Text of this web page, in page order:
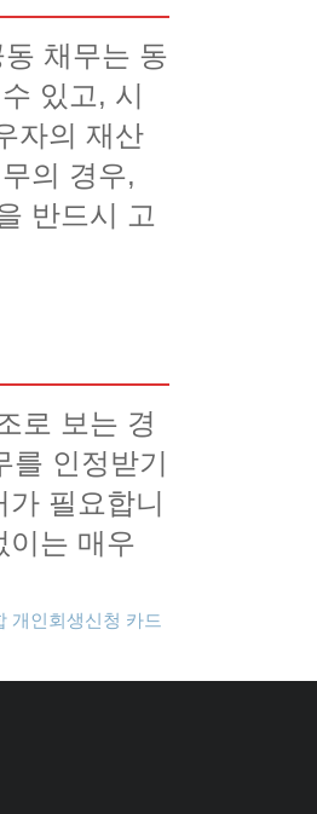
채무는 동
있고, 시
자의 재산
의 경우,
반드시 고
로 보는 경
인정받기
필요합니
이는 매우
개인회생신청